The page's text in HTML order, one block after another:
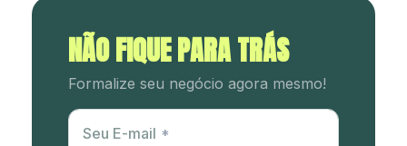
NÃO FIQUE PARA TRÁS
Formalize seu negócio agora mesmo!
Utm Content
Seu E-mail